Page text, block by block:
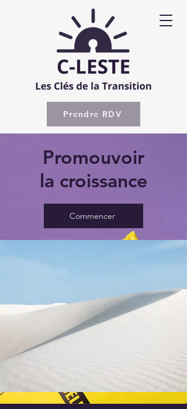
Prendre RDV
Promouvoir
la croissance
Commencer